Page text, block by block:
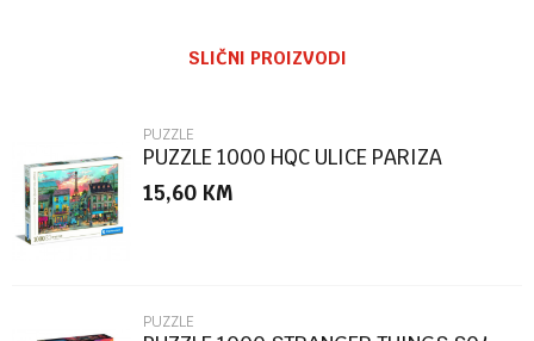
Poruka
SLIČNI PROIZVODI
PUZZLE
PUZZLE 1000 HQC ULICE PARIZA
15,60 KM
PUZZLE